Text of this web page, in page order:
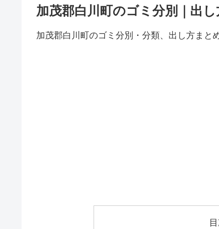
加茂郡白川町のゴミ分別｜出し
加茂郡白川町のゴミ分別・分類、出し方まと